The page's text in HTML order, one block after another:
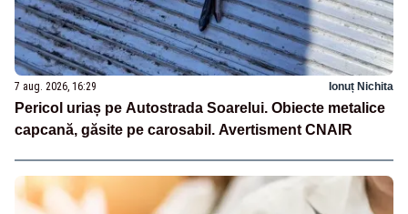
7 aug. 2026, 16:29 Ionuț Nichita
Pericol uriaș pe Autostrada Soarelui. Obiecte metalice
capcană, găsite pe carosabil. Avertisment CNAIR